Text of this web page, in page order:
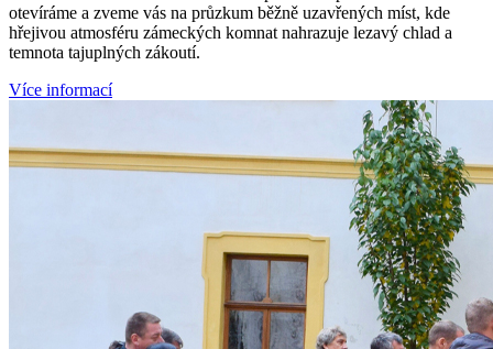
otevíráme a zveme vás na průzkum běžně uzavřených míst, kde
hřejivou atmosféru zámeckých komnat nahrazuje lezavý chlad a
temnota tajuplných zákoutí.
Více informací